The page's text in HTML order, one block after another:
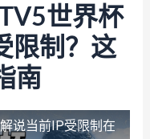
世界杯
限制？这
南
说当前IP受限制 在